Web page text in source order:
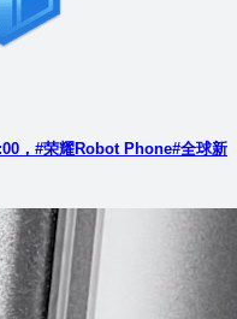
，#荣耀Robot Phone#全球新